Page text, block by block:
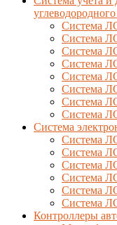
углеводородного
Система
Система
Система
Система
Система
Система
Система
Система
Система
Система
Система
Система
Система
Система
Система
Контроллеры